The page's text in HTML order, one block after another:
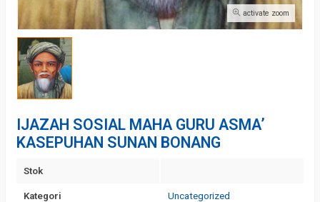
activate zoom
IJAZAH SOSIAL MAHA GURU ASMA’
KASEPUHAN SUNAN BONANG
Stok
Kategori Uncategorized